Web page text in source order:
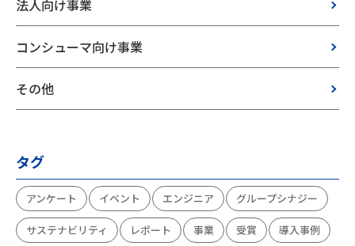
法人向け事業
コンシューマ向け事業
その他
タグ
アンケート イベント エンジニア グループシナジー
サステナビリティ レポート 事業 受賞 導入事例